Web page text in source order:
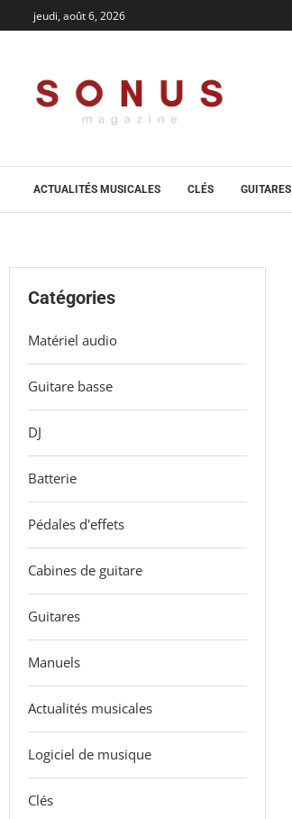
jeudi, août 6, 2026
ACTUALITÉS MUSICALES CLÉS GUITARES
Catégories
Matériel audio
Guitare basse
DJ
Batterie
Pédales d'effets
Cabines de guitare
Guitares
Manuels
Actualités musicales
Logiciel de musique
Clés